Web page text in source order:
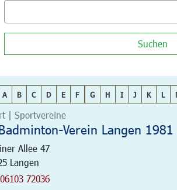
Suchen
A B C D E F G H I J K L
| Sportvereine
Verein Langen 1981
Allee 47
Langen
06103 72036